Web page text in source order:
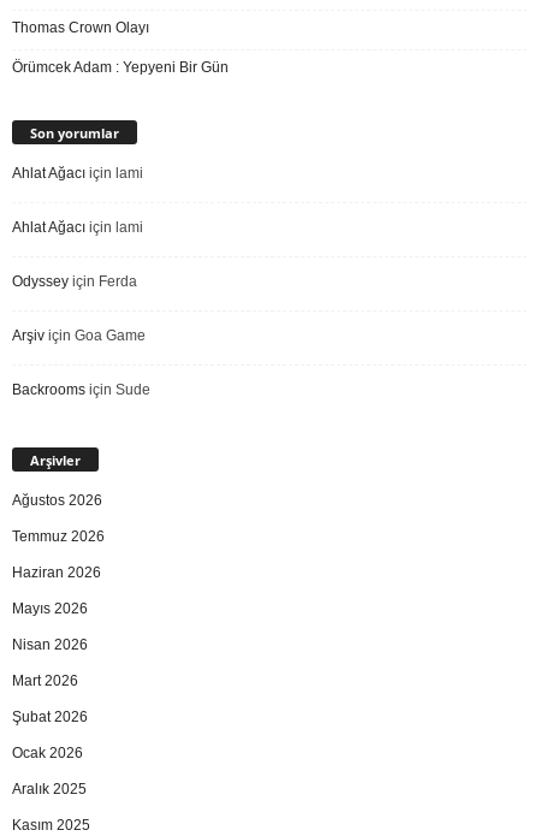
Thomas Crown Olayı
Örümcek Adam : Yepyeni Bir Gün
Son yorumlar
Ahlat Ağacı için lami
Ahlat Ağacı için lami
Odyssey için Ferda
Arşiv için Goa Game
Backrooms için Sude
Arşivler
Ağustos 2026
Temmuz 2026
Haziran 2026
Mayıs 2026
Nisan 2026
Mart 2026
Şubat 2026
Ocak 2026
Aralık 2025
Kasım 2025